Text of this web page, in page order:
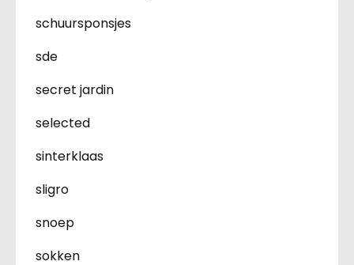
schuursponsjes
sde
secret jardin
selected
sinterklaas
sligro
snoep
sokken